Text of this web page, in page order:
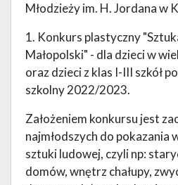
Młodzieży im. H. Jordana w
1. Konkurs plastyczny
Małopolski" - dla dzieci w
oraz dzieci z klas I-III szkół
szkolny 2022/2023.
Założeniem konkursu jest
najmłodszych do pokazania
sztuki ludowej, czyli np:
domów, wnętrz chałupy,